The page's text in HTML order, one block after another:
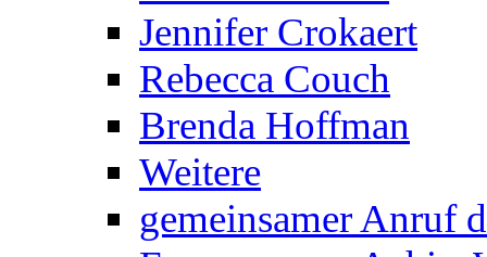
Jennifer Crokaert
Rebecca Couch
Brenda Hoffman
Weitere
gemeinsamer Anruf